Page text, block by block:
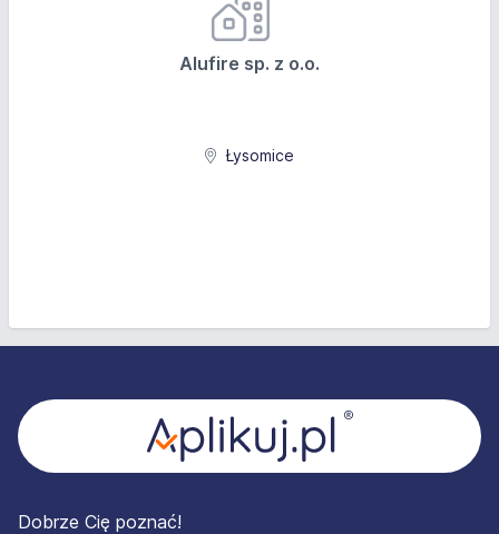
Alufire sp. z o.o.
Łysomice
Dobrze Cię poznać!